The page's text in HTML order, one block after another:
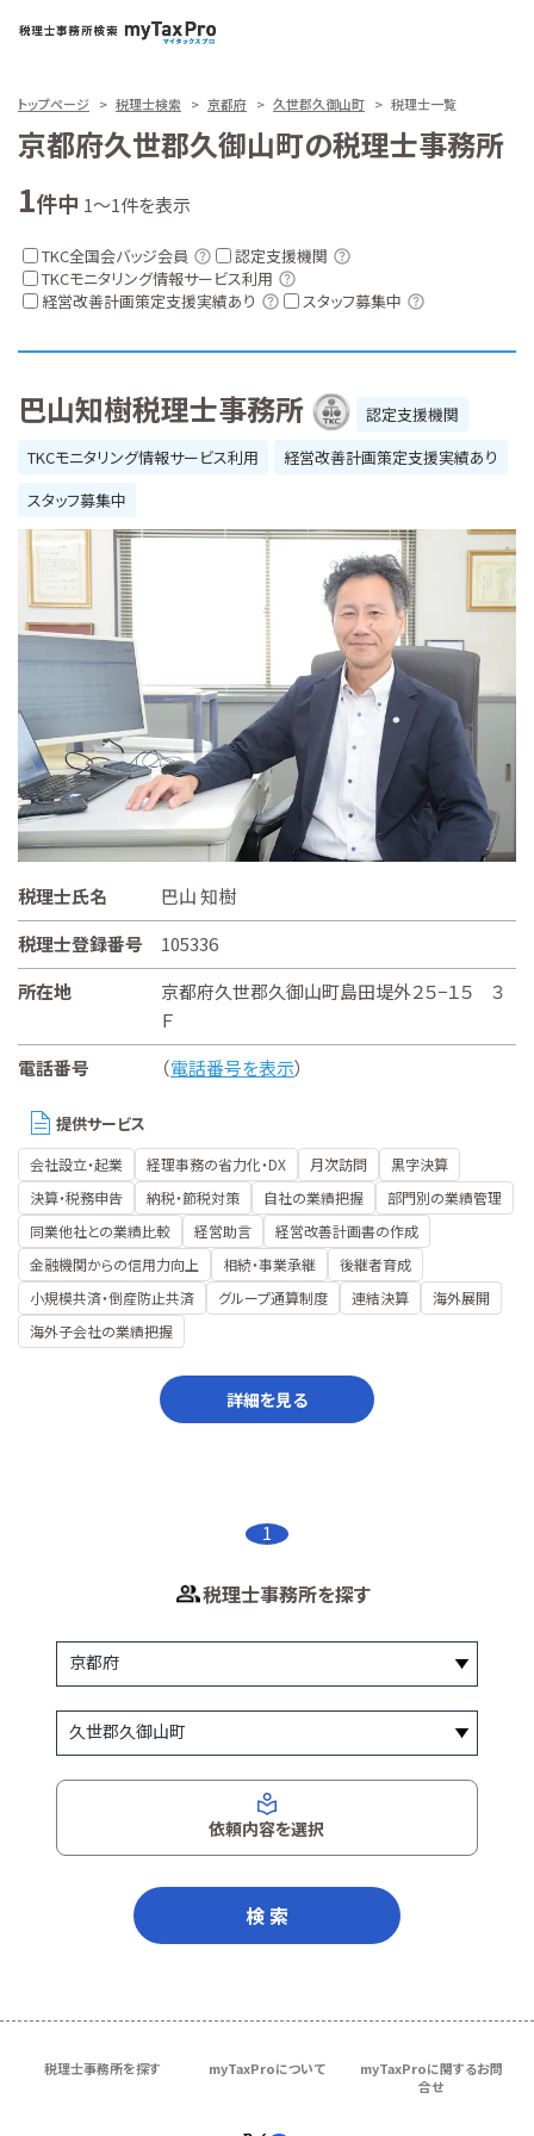
トップページ 税理士検索 京都府 久世郡久御山町 税理士一覧
京都府久世郡久御山町の税理士事務所
1件中 1～1件を表示
TKC全国会バッジ会員
認定支援機関
TKCモニタリング情報サービス利用
経営改善計画策定支援実績あり
スタッフ募集中
巴山知樹税理士事務所
認定支援機関
TKCモニタリング情報サービス利用
経営改善計画策定支援実績あり
スタッフ募集中
税理士氏名
巴山 知樹
税理士登録番号
105336
所在地
京都府久世郡久御山町島田堤外２５−１５ ３
Ｆ
電話番号
（電話番号を表示）
提供サービス
会社設立・起業 経理事務の省力化・DX 月次訪問
黒字決算
決算・税務申告
納税・節税対策 自社の業績把握
部門別の業績管理
同業他社との業績比較
経営助言
経営改善計画書の作成
金融機関からの信用力向上
相続・事業承継
後継者育成
小規模共済・倒産防止共済
グループ通算制度 連結決算
海外展開
海外子会社の業績把握
詳細を見る
1
税理士事務所を探す
依頼内容を選択
検 索
税理士事務所を探す myTaxProについて
myTaxProに関するお問
合せ